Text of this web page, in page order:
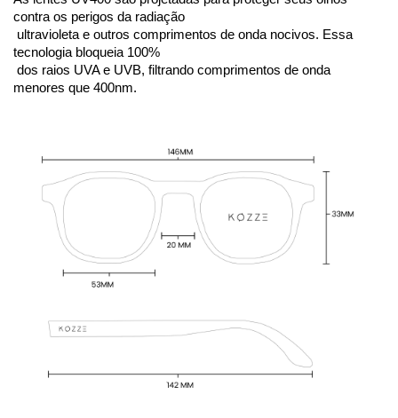
contra os perigos da radiação
tecnologia bloqueia 100%
menores que 400nm.